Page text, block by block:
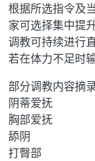
根据所选指令及
家可选择集中提
调教可持续进行
若在体力不足时
部分调教内容摘
阴蒂爱抚
胸部爱抚
舔阴
打臀部